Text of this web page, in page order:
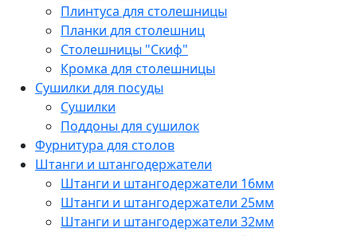
Плинтуса для столешницы
Планки для столешниц
Столешницы "Скиф"
Кромка для столешницы
Сушилки для посуды
Сушилки
Поддоны для сушилок
Фурнитура для столов
Штанги и штангодержатели
Штанги и штангодержатели 16мм
Штанги и штангодержатели 25мм
Штанги и штангодержатели 32мм